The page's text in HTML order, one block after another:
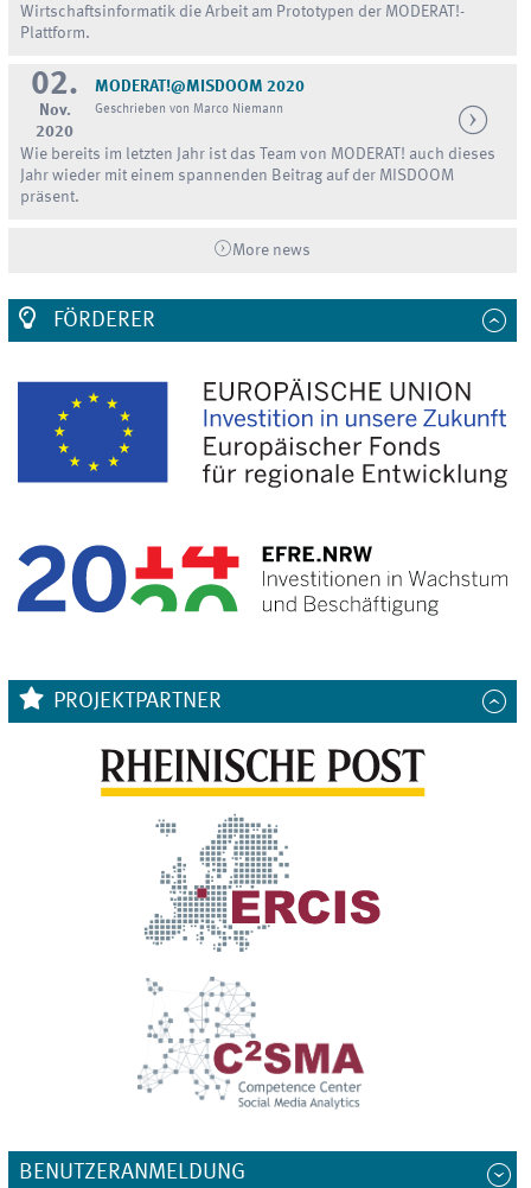
Wirtschaftsinformatik die Arbeit am Prototypen der MODERAT!-
Plattform.
02.
Nov.
2020
MODERAT!@MISDOOM 2020
Geschrieben von Marco Niemann
Wie bereits im letzten Jahr ist das Team von MODERAT! auch dieses
Jahr wieder mit einem spannenden Beitrag auf der MISDOOM
präsent.
More news
FÖRDERER
PROJEKTPARTNER
BENUTZERANMELDUNG